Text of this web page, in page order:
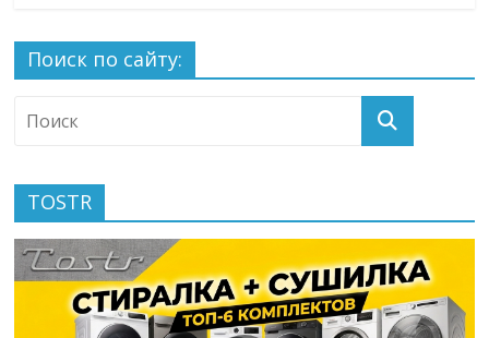
Поиск по сайту:
TOSTR